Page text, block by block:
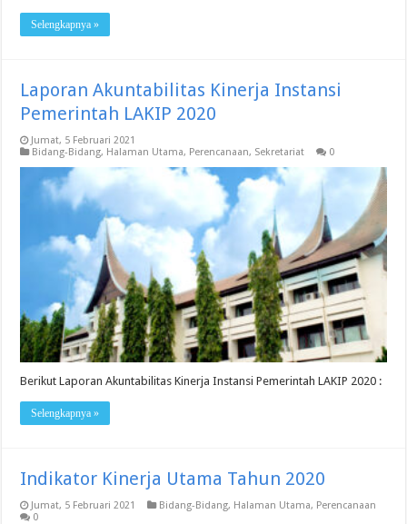
Selengkapnya »
Laporan Akuntabilitas Kinerja Instansi
Pemerintah LAKIP 2020
Jumat, 5 Februari 2021
Bidang-Bidang, Halaman Utama, Perencanaan, Sekretariat 0
Berikut Laporan Akuntabilitas Kinerja Instansi Pemerintah LAKIP 2020 :
Selengkapnya »
Indikator Kinerja Utama Tahun 2020
Jumat, 5 Februari 2021 Bidang-Bidang, Halaman Utama, Perencanaan
0